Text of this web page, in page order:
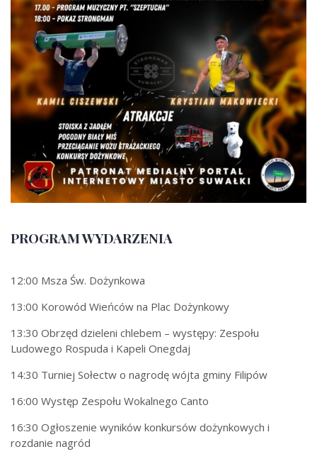
PROGRAM WYDARZENIA
12:00 Msza Św. Dożynkowa
13:00 Korowód Wieńców na Plac Dożynkowy
13:30 Obrzęd dzieleni chlebem – występy: Zespołu
Ludowego Rospuda i Kapeli Onegdaj
14:30 Turniej Sołectw o nagrodę wójta gminy Filipów
16:00 Występ Zespołu Wokalnego Canto
16:30 Ogłoszenie wyników konkursów dożynkowych i
rozdanie nagród